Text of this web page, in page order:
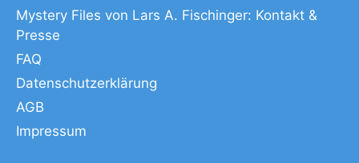
Mystery Files von Lars A. Fischinger: Kontakt &
Presse
FAQ
Datenschutzerklärung
AGB
Impressum